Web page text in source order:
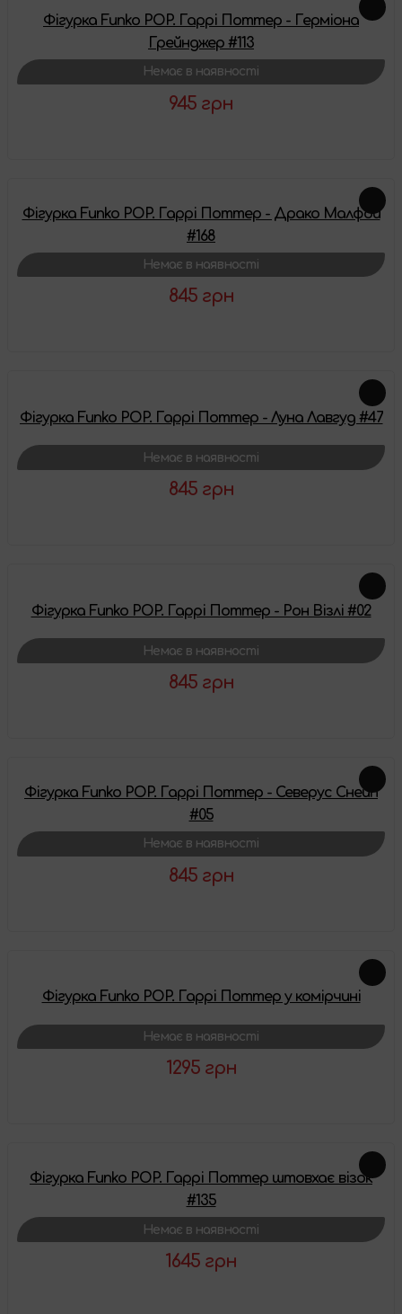
Фігурка Funko POP. Гаррі Поттер - Герміона
Грейнджер #113
Немає в наявності
945 грн
Фігурка Funko POP. Гаррі Поттер - Драко Малфой
#168
Немає в наявності
845 грн
Фігурка Funko POP. Гаррі Поттер - Луна Лавгуд #47
Немає в наявності
845 грн
Фігурка Funko POP. Гаррі Поттер - Рон Візлі #02
Немає в наявності
845 грн
Фігурка Funko POP. Гаррі Поттер - Северус Снейп
#05
Немає в наявності
845 грн
Фігурка Funko POP. Гаррі Поттер у комірчині
Немає в наявності
1295 грн
Фігурка Funko POP. Гаррі Поттер штовхає візок
#135
Немає в наявності
1645 грн